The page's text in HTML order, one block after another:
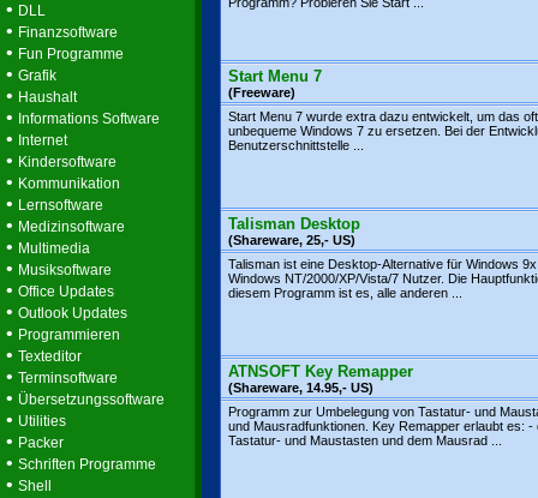
• DLL
• Finanzsoftware
• Fun Programme
• Grafik
• Haushalt
• Informations Software
• Internet
• Kindersoftware
• Kommunikation
• Lernsoftware
• Medizinsoftware
• Multimedia
• Musiksoftware
• Office Updates
• Outlook Updates
• Programmieren
• Texteditor
• Terminsoftware
• Übersetzungssoftware
• Utilities
• Packer
• Schriften Programme
• Shell
Start Menu 7
(Freeware)
Start Menu 7 wurde extra dazu entwickelt, um das oft
unbequeme Windows 7 zu ersetzen. Bei der
Benutzerschnittstelle ...
Talisman Desktop
(Shareware, 25,- US)
Talisman ist eine Desktop-Alternative für Windows
Windows NT/2000/XP/Vista/7 Nutzer. Die
diesem Programm ist es, alle anderen ...
ATNSOFT Key Remapper
(Shareware, 14.95,- US)
Programm zur Umbelegung von Tastatur- und
und Mausradfunktionen. Key Remapper erlaubt es: -
Tastatur- und Maustasten und dem Mausrad ...